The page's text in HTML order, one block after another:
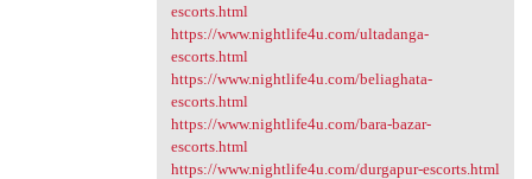
escorts.html
https://www.nightlife4u.com/ultadanga-
escorts.html
https://www.nightlife4u.com/beliaghata-
escorts.html
https://www.nightlife4u.com/bara-bazar-
escorts.html
https://www.nightlife4u.com/durgapur-escorts.html